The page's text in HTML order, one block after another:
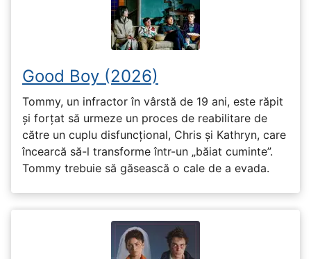
Good Boy (2026)
Tommy, un infractor în vârstă de 19 ani, este răpit
și forțat să urmeze un proces de reabilitare de
către un cuplu disfuncțional, Chris și Kathryn, care
încearcă să-l transforme într-un „băiat cuminte”.
Tommy trebuie să găsească o cale de a evada.